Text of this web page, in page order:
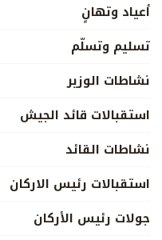
أعياد وتهانٍ
تسليم وتسلّم
نشاطات الوزير
استقبالات قائد الجيش
نشاطات القائد
استقبالات رئيس الاركان
جولات رئيس الأركان